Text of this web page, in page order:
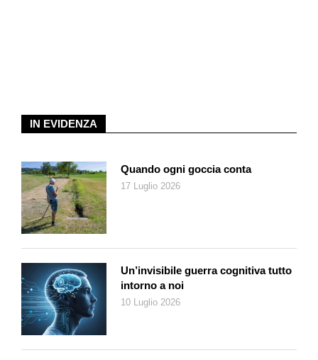
nel rispetto di tutte le norme anti-Covid.
IN EVIDENZA
Quando ogni goccia conta
17 Luglio 2026
Un’invisibile guerra cognitiva tutto
intorno a noi
10 Luglio 2026